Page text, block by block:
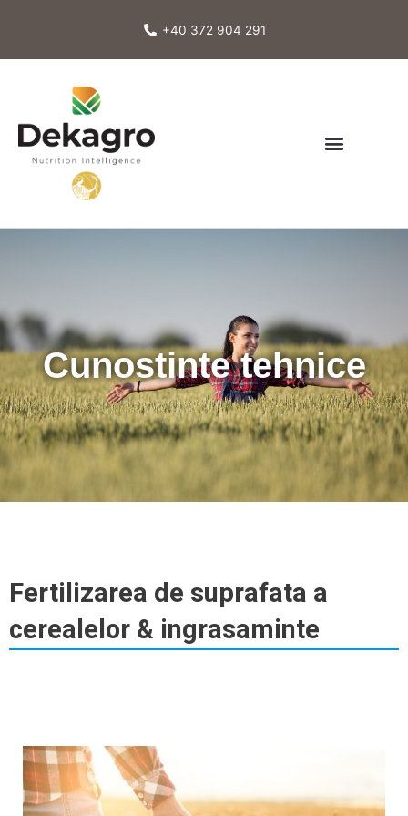
+40 372 904 291
Cunostinte tehnice
Fertilizarea de suprafata a
cerealelor & ingrasaminte